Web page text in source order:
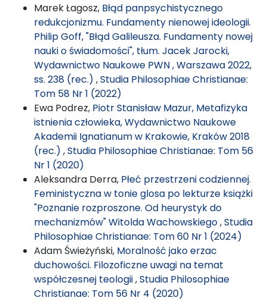
Marek Łagosz, Błąd panpsychistycznego
redukcjonizmu. Fundamenty nienowej ideologii.
Philip Goff, "Błąd Galileusza. Fundamenty nowej
nauki o świadomości", tłum. Jacek Jarocki,
Wydawnictwo Naukowe PWN , Warszawa 2022,
ss. 238 (rec.) ,Studia Philosophiae Christianae:
Tom 58 Nr 1 (2022)
Ewa Podrez, Piotr Stanisław Mazur, Metafizyka
istnienia człowieka, Wydawnictwo Naukowe
Akademii Ignatianum w Krakowie, Kraków 2018
(rec.) ,Studia Philosophiae Christianae: Tom 56
Nr 1 (2020)
Aleksandra Derra, Płeć przestrzeni codziennej.
Feministyczna w tonie glosa po lekturze książki
"Poznanie rozproszone. Od heurystyk do
mechanizmów" Witolda Wachowskiego,Studia
Philosophiae Christianae: Tom 60 Nr 1 (2024)
Adam Świeżyński, Moralność jako erzac
duchowości. Filozoficzne uwagi na temat
współczesnej teologii,Studia Philosophiae
Christianae: Tom 56 Nr 4 (2020)